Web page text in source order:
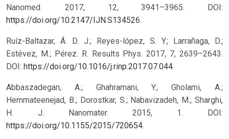
Nanomed. 2017, 12, 3941–3965. DOI:
https://doi.org/10.2147/IJN.S134526.
Ruíz-Baltazar, Á. D. J.; Reyes-lópez, S. Y.; Larrañaga, D.;
Estévez, M.; Pérez. R. Results Phys. 2017, 7, 2639–2643.
DOI: https://doi.org/10.1016/j.rinp.2017.07.044.
Abbaszadegan, A.; Ghahramani, Y.; Gholami, A.;
Hemmateenejad, B.; Dorostkar, S.; Nabavizadeh, M.; Sharghi,
H. J. Nanomater. 2015, 1. DOI:
https://doi.org/10.1155/2015/720654.